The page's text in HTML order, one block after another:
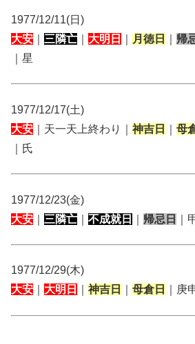
1977/12/11(日)
大安
三隣亡 大明日 月徳日 帰
｜星
1977/12/17(土)
大安 ｜天一天上終わり｜ 神吉日 母
｜氏
1977/12/23(金)
大安
三隣亡 不成就日 帰忌日 ｜
1977/12/29(木)
大安
大明日 神吉日 母倉日 ｜庚